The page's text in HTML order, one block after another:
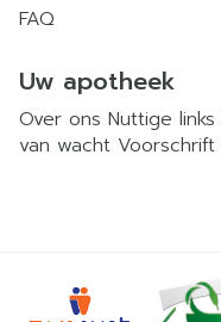
FAQ
Uw apotheek
Over ons Nuttige links
van wacht Voorschrift